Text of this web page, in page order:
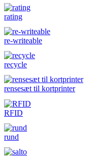
rating
re-writeable
recycle
rensesæt til kortprinter
RFID
rund